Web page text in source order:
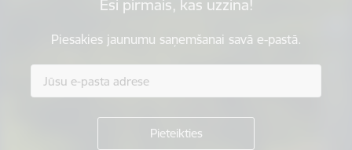
Esi pirmais, kas uzzina!
Piesakies jaunumu saņemšanai savā e-pastā.